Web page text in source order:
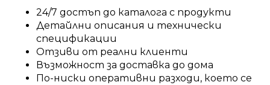
24/7 достъп до каталога с продукти
Детайлни описания и технически
спецификации
Отзиви от реални клиенти
Възможност за доставка до дома
По-ниски оперативни разходи, което се